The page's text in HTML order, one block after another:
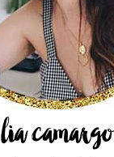
lia camargo